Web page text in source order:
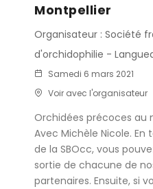
Montpellier
Organisateur : Société
d'orchidophilie -
Samedi 6 mars 2021
Voir avec l'organisateur
Orchidées précoces au
Avec Michèle Nicole.
de la SBOcc, vous
sortie de chacune de
partenaires. Ensuite, si